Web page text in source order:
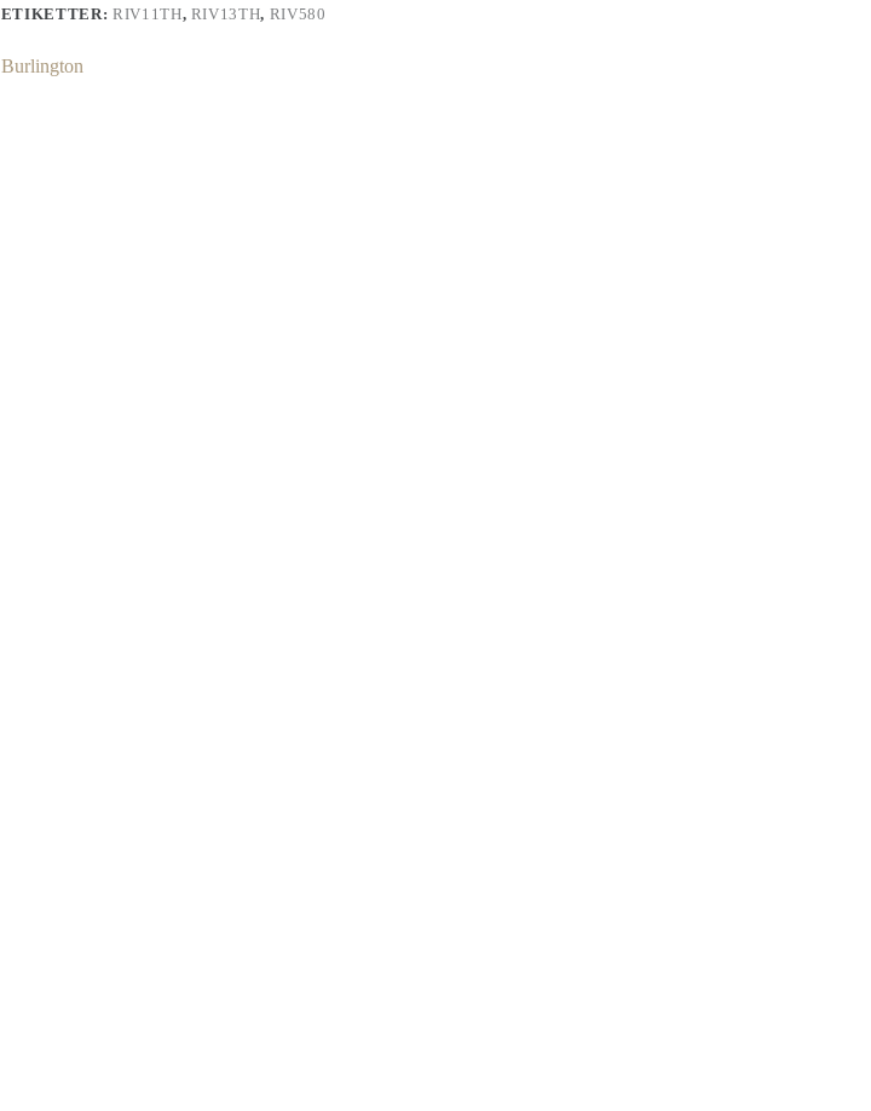
ETIKETTER: RIV11TH, RIV13TH, RIV580
Burlington